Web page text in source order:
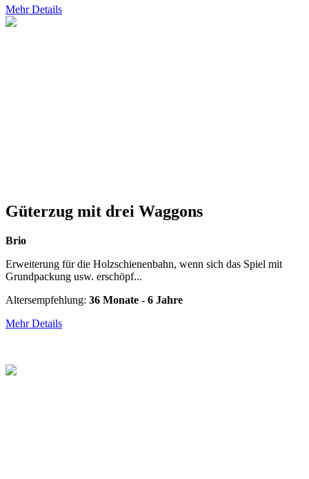
Mehr Details
Güterzug mit drei Waggons
Brio
Erweiterung für die Holzschienenbahn, wenn sich das Spiel mit
Grundpackung usw. erschöpf...
Altersempfehlung: 36 Monate - 6 Jahre
Mehr Details